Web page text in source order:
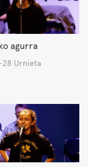
agurra
Urnieta